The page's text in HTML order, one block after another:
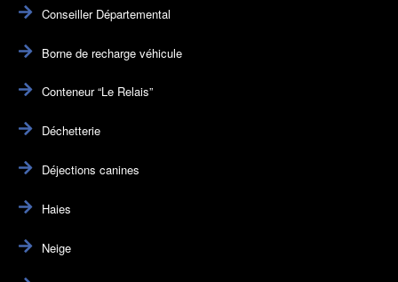
Conseiller Départemental
Borne de recharge véhicule
Conteneur “Le Relais”
Déchetterie
Déjections canines
Haies
Neige